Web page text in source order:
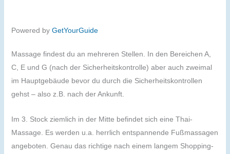
Powered by GetYourGuide
Massage findest du an mehreren Stellen. In den Bereichen A,
C, E und G (nach der Sicherheitskontrolle) aber auch zweimal
im Hauptgebäude bevor du durch die Sicherheitskontrollen
gehst – also z.B. nach der Ankunft.
Im 3. Stock ziemlich in der Mitte befindet sich eine Thai-
Massage. Es werden u.a. herrlich entspannende Fußmassagen
angeboten. Genau das richtige nach einem langem Shopping-